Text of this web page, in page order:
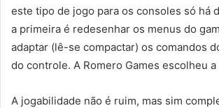
este tipo de jogo para os consoles só há
a primeira é redesenhar os menus do
adaptar (lê-se compactar) os comandos
do controle. A Romero Games escolheu
A jogabilidade não é ruim, mas sim